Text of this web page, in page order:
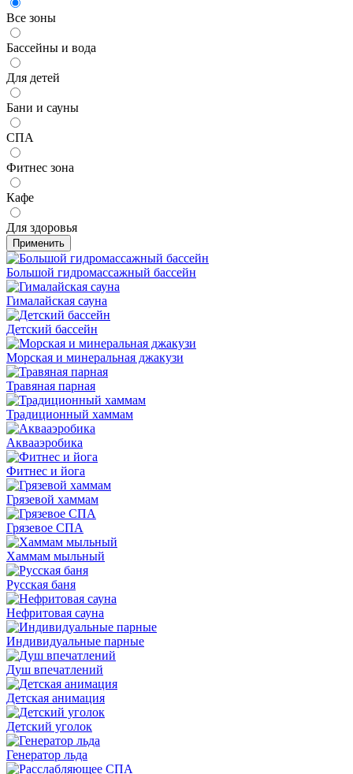
Все зоны
Бассейны и вода
Для детей
Бани и сауны
СПА
Фитнес зона
Кафе
Для здоровья
Применить
Большой гидромассажный бассейн
Гималайская сауна
Детский бассейн
Морская и минеральная джакузи
Травяная парная
Традиционный хаммам
Аквааэробика
Фитнес и йога
Грязевой хаммам
Грязевое СПА
Хаммам мыльный
Русская баня
Нефритовая сауна
Индивидуальные парные
Душ впечатлений
Детская анимация
Детский уголок
Генератор льда